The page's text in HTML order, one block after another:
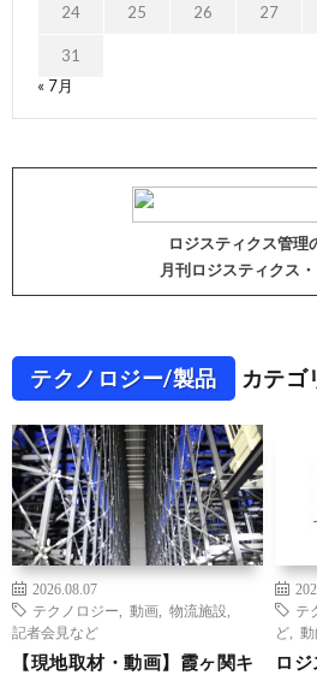
24 25 26 27
31
« 7月
ロジスティクス管理
月刊ロジスティクス
テクノロジー/製品 カテゴ
2026.08.07
テクノロジー
動画 物流施設
記者会見など
【現地取材・動画】霞ヶ関キ
テ
ど
動
ロ